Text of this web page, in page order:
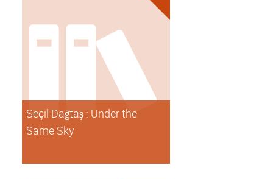
Seçil Dağtaş : Under the
Same Sky